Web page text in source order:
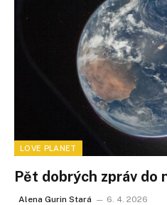
LOVE PLANET
Pět dobrých zpráv do
Alena Gurin Stará 6. 4. 2026